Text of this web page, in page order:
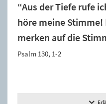
“Aus der Tiefe rufe
höre meine Stimme!
merken auf die
Psalm 130, 1-2